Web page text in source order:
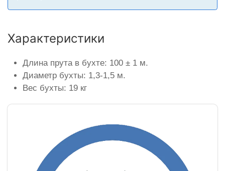
Характеристики
Длина прута в бухте: 100 ± 1 м.
Диаметр бухты: 1,3-1,5 м.
Вес бухты: 19 кг